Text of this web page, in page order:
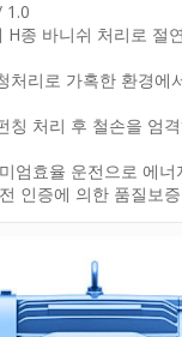
1.0
H종 바니쉬 처리로 절
처리로 가혹한 환경에
칭 처리 후 철손을 엄
엄효율 운전으로 에너
인증에 의한 품질보증